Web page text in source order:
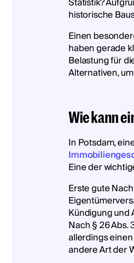
historische
Einen
haben gerade
Belastung für
Alternativen,
Wie kann
In Potsdam,
Eine der
Erste gute
Kündigung
Nach § 26 Abs.
allerdings
andere Art der